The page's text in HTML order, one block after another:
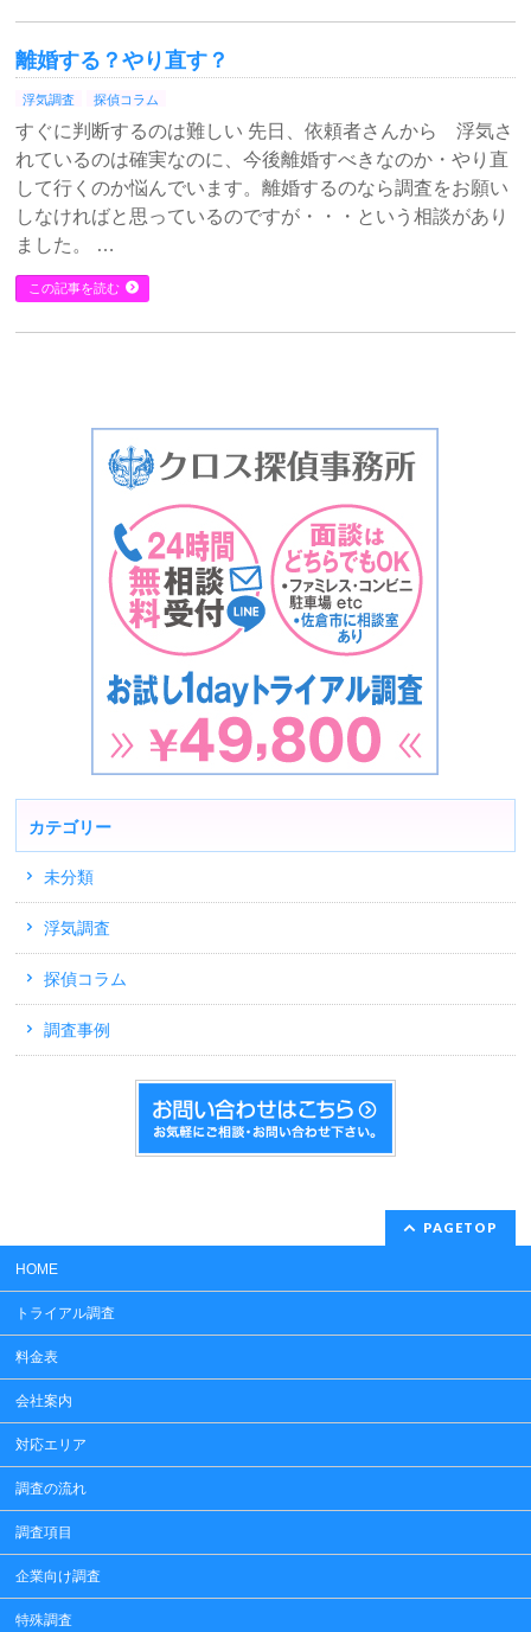
離婚する？やり直す？
浮気調査 探偵コラム
すぐに判断するのは難しい 先日、依頼者さんから 浮気さ
れているのは確実なのに、今後離婚すべきなのか・やり直
して行くのか悩んでいます。離婚するのなら調査をお願い
しなければと思っているのですが・・・という相談があり
ました。 …
この記事を読む
カテゴリー
未分類
浮気調査
探偵コラム
調査事例
PAGETOP
HOME
トライアル調査
料金表
会社案内
対応エリア
調査の流れ
調査項目
企業向け調査
特殊調査